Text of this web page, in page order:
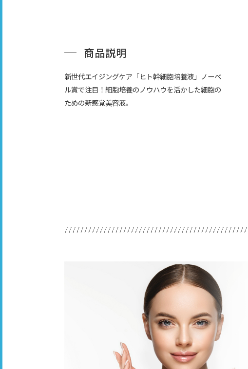
商品説明
新世代エイジングケア「ヒト幹細胞培養液」ノーベ
ル賞で注目！細胞培養のノウハウを活かした細胞の
ための新感覚美容液。